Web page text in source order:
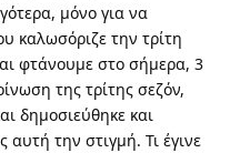
μόνο για να
καλωσόριζε την τρίτη
φτάνουμε στο σήμερα, 3
της τρίτης σεζόν,
δημοσιεύθηκε και
αυτή την στιγμή. Τι έγινε